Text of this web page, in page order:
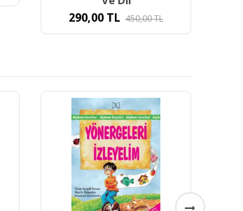
450,00TL 600,00TL